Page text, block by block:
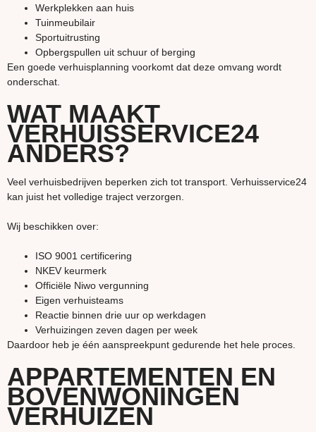
Werkplekken aan huis
Tuinmeubilair
Sportuitrusting
Opbergspullen uit schuur of berging
Een goede verhuisplanning voorkomt dat deze omvang wordt
onderschat.
WAT MAAKT
VERHUISSERVICE24
ANDERS?
Veel verhuisbedrijven beperken zich tot transport. Verhuisservice24
kan juist het volledige traject verzorgen.
Wij beschikken over:
ISO 9001 certificering
NKEV keurmerk
Officiële Niwo vergunning
Eigen verhuisteams
Reactie binnen drie uur op werkdagen
Verhuizingen zeven dagen per week
Daardoor heb je één aanspreekpunt gedurende het hele proces.
APPARTEMENTEN EN
BOVENWONINGEN
VERHUIZEN